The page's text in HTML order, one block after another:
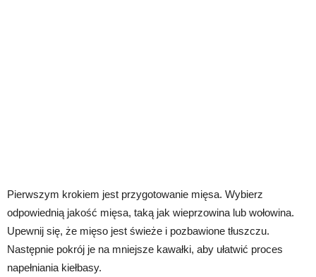
Pierwszym krokiem jest przygotowanie mięsa. Wybierz
odpowiednią jakość mięsa, taką jak wieprzowina lub wołowina.
Upewnij się, że mięso jest świeże i pozbawione tłuszczu.
Następnie pokrój je na mniejsze kawałki, aby ułatwić proces
napełniania kiełbasy.